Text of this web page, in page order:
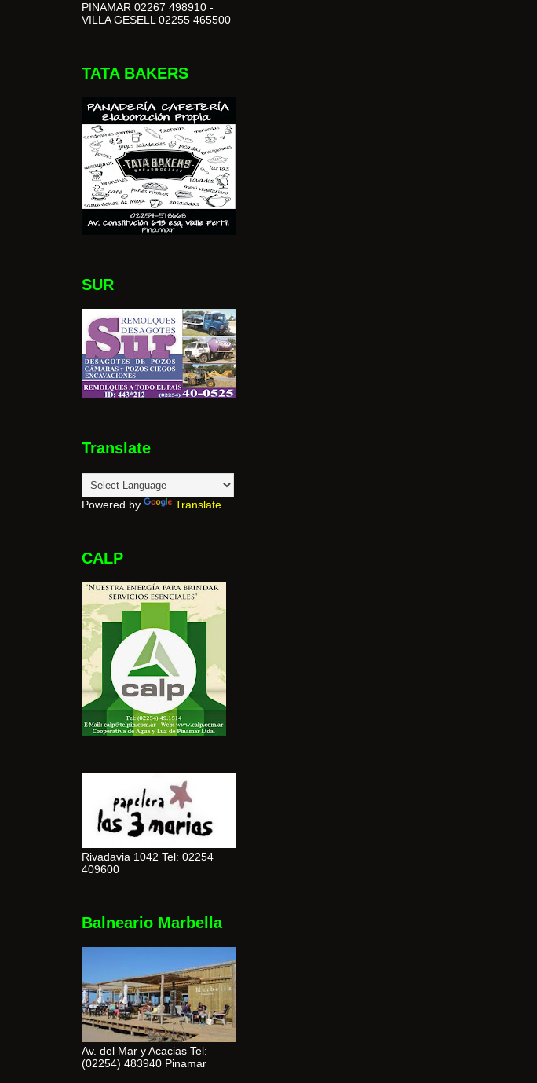
PINAMAR 02267 498910 -
VILLA GESELL 02255 465500
TATA BAKERS
SUR
Translate
Powered by Translate
CALP
Rivadavia 1042 Tel: 02254
409600
Balneario Marbella
Av. del Mar y Acacias Tel:
(02254) 483940 Pinamar